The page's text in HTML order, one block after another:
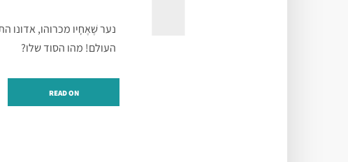
נער שֶׁאֶחָיו מכרוהו, אדונו
העולם! מהו הסוד שלו?
READ ON